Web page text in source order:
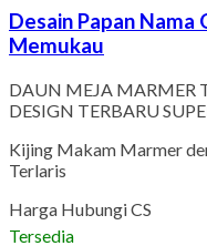
Desain Papan Nama
Memukau
DAUN MEJA MARMER
DESIGN TERBARU
Kijing Makam Marmer
Terlaris
Harga Hubungi CS
Tersedia